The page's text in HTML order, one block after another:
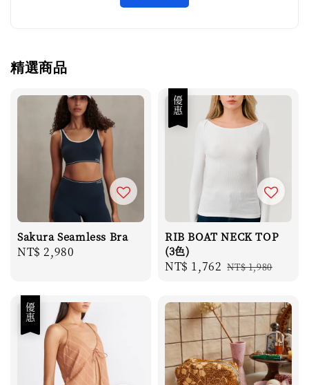
精選商品
Sakura Seamless Bra
Regular
NT$ 2,980
優惠
RIB BOAT NECK TOP
(3色)
Sale
NT$ 1,762 Regular
NT$ 1,980
優惠